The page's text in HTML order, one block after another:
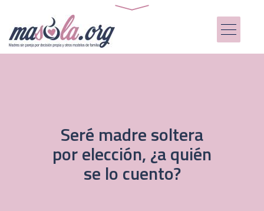
Seré madre soltera
por elección, ¿a quién
se lo cuento?